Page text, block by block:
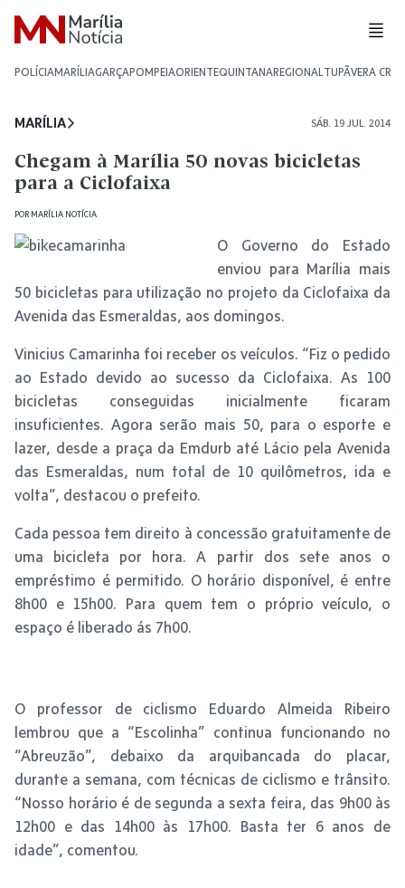
POLÍCIAMARÍLIAGARÇAPOMPEIAORIENTEQUINTANAREGIONALTUPÃVERA CRUZ
MARÍLIA SÁB. 19 JUL. 2014
Chegam à Marília 50 novas bicicletas
para a Ciclofaixa
POR MARÍLIA NOTÍCIA
O Governo do Estado
enviou para Marília mais
50 bicicletas para utilização no projeto da Ciclofaixa da
Avenida das Esmeraldas, aos domingos.
Vinicius Camarinha foi receber os veículos. “Fiz o pedido
ao Estado devido ao sucesso da Ciclofaixa. As 100
bicicletas conseguidas inicialmente ficaram
insuficientes. Agora serão mais 50, para o esporte e
lazer, desde a praça da Emdurb até Lácio pela Avenida
das Esmeraldas, num total de 10 quilômetros, ida e
volta”, destacou o prefeito.
Cada pessoa tem direito à concessão gratuitamente de
uma bicicleta por hora. A partir dos sete anos o
empréstimo é permitido. O horário disponível, é entre
8h00 e 15h00. Para quem tem o próprio veículo, o
espaço é liberado ás 7h00.
O professor de ciclismo Eduardo Almeida Ribeiro
lembrou que a “Escolinha” continua funcionando no
“Abreuzão”, debaixo da arquibancada do placar,
durante a semana, com técnicas de ciclismo e trânsito.
“Nosso horário é de segunda a sexta feira, das 9h00 às
12h00 e das 14h00 às 17h00. Basta ter 6 anos de
idade”, comentou.